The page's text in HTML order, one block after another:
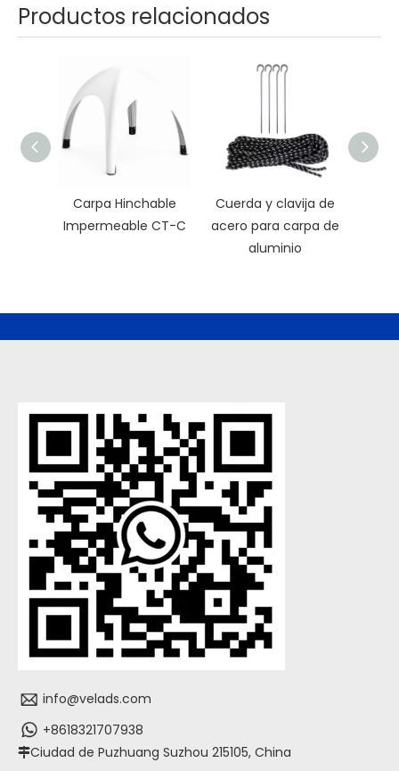
Productos relacionados
Carpa Hinchable
Impermeable CT-C
Cuerda y clavija de
acero para carpa de
aluminio
info@velads.com
+8618321707938
Ciudad de Puzhuang Suzhou 215105, China